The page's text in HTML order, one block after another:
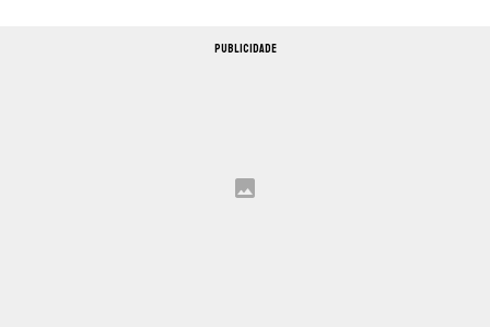
PUBLICIDADE